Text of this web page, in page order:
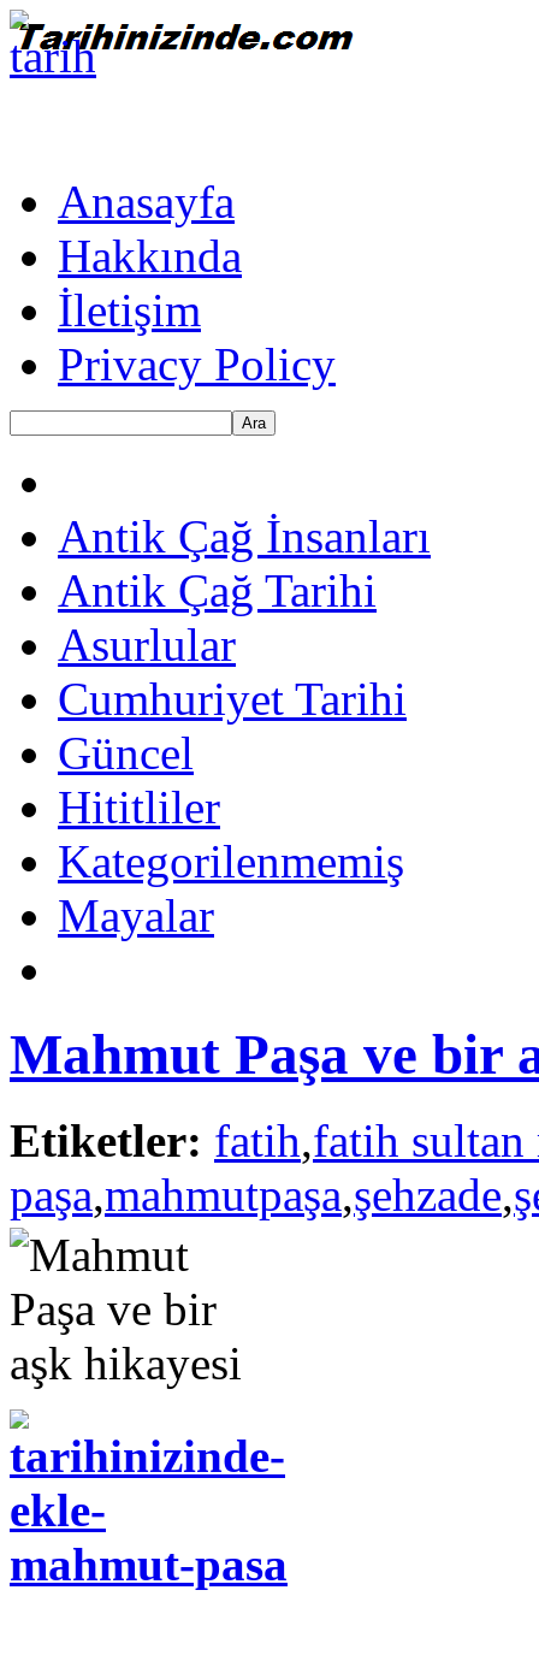
Anasayfa
Hakkında
İletişim
Privacy Policy
Ara
Antik Çağ İnsanları
Antik Çağ Tarihi
Asurlular
Cumhuriyet Tarihi
Güncel
Hititliler
Kategorilenmemiş
Mayalar
Mahmut Paşa ve bir
Etiketler: fatih,fatih sultan
paşa,mahmutpaşa,şehzade,